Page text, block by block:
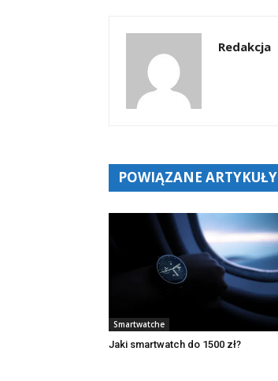
Redakcja
POWIĄZANE ARTYKUŁY
Smartwatche
Jaki smartwatch do 1500 zł?